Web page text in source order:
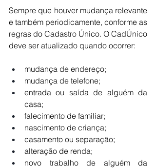
Sempre que houver mudança relevante
e também periodicamente, conforme as
regras do Cadastro Único. O CadÚnico
deve ser atualizado quando ocorrer:
mudança de endereço;
mudança de telefone;
entrada ou saída de alguém da
casa;
falecimento de familiar;
nascimento de criança;
casamento ou separação;
alteração de renda;
novo trabalho de alguém da